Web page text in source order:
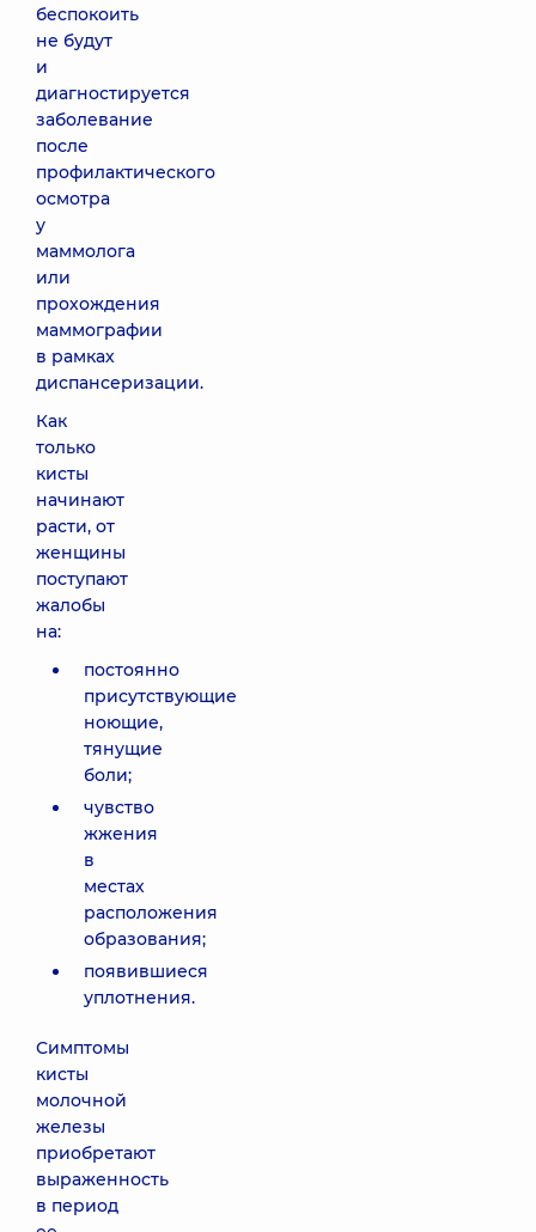
беспокоить
не будут
и
диагностируется
заболевание
после
профилактического
осмотра
у
маммолога
или
прохождения
маммографии
в рамках
диспансеризации.
Как
только
кисты
начинают
расти, от
женщины
поступают
жалобы
на:
постоянно
присутствующие
ноющие,
тянущие
боли;
чувство
жжения
в
местах
расположения
образования;
появившиеся
уплотнения.
Симптомы
кисты
молочной
железы
приобретают
выраженность
в период